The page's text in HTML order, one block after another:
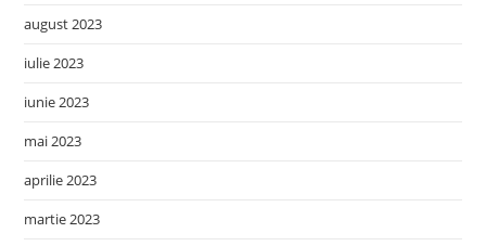
august 2023
iulie 2023
iunie 2023
mai 2023
aprilie 2023
martie 2023